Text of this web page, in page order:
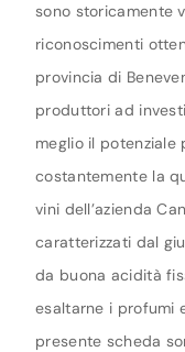
sono storicamente
riconoscimenti
provincia di
produttori ad
meglio il
costantemente la
vini dell’azienda
caratterizzati dal
da buona acidità
esaltarne i profumi
presente scheda